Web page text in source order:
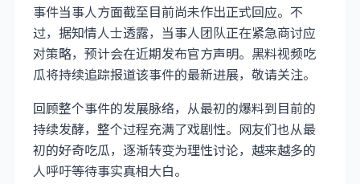
事件当事人方面截至目前尚未作出正式回应。不
过，据知情人士透露，当事人团队正在紧急商讨应
对策略，预计会在近期发布官方声明。黑料视频吃
瓜将持续追踪报道该事件的最新进展，敬请关注。
回顾整个事件的发展脉络，从最初的爆料到目前的
持续发酵，整个过程充满了戏剧性。网友们也从最
初的好奇吃瓜，逐渐转变为理性讨论，越来越多的
人呼吁等待事实真相大白。